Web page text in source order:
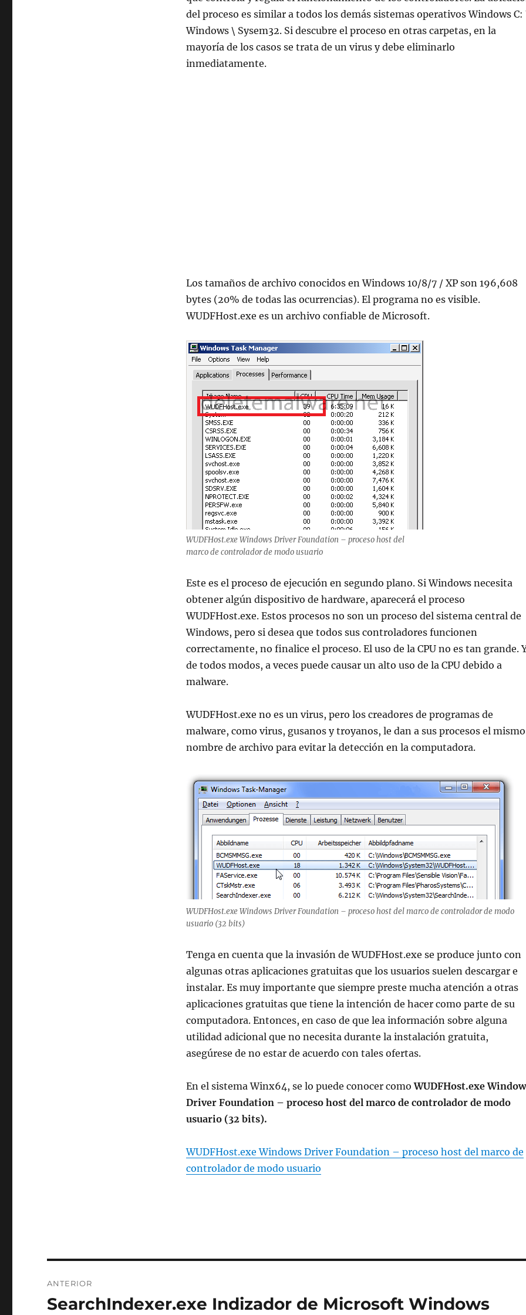
del proceso es similar a todos los demás sistemas operativos Windows C:
Windows \ Sysem32. Si descubre el proceso en otras carpetas, en la
mayoría de los casos se trata de un virus y debe eliminarlo
inmediatamente.
Los tamaños de archivo conocidos en Windows 10/8/7 / XP son 196,608
bytes (20% de todas las ocurrencias). El programa no es visible.
WUDFHost.exe es un archivo confiable de Microsoft.
WUDFHost.exe Windows Driver Foundation – proceso host del
marco de controlador de modo usuario
Este es el proceso de ejecución en segundo plano. Si Windows necesita
obtener algún dispositivo de hardware, aparecerá el proceso
WUDFHost.exe. Estos procesos no son un proceso del sistema central de
Windows, pero si desea que todos sus controladores funcionen
correctamente, no finalice el proceso. El uso de la CPU no es tan grande.
de todos modos, a veces puede causar un alto uso de la CPU debido a
malware.
WUDFHost.exe no es un virus, pero los creadores de programas de
malware, como virus, gusanos y troyanos, le dan a sus procesos el mismo
nombre de archivo para evitar la detección en la computadora.
WUDFHost.exe Windows Driver Foundation – proceso host del marco de controlador de modo
usuario (32 bits)
Tenga en cuenta que la invasión de WUDFHost.exe se produce junto con
algunas otras aplicaciones gratuitas que los usuarios suelen descargar e
instalar. Es muy importante que siempre preste mucha atención a otras
aplicaciones gratuitas que tiene la intención de hacer como parte de su
computadora. Entonces, en caso de que lea información sobre alguna
utilidad adicional que no necesita durante la instalación gratuita,
asegúrese de no estar de acuerdo con tales ofertas.
En el sistema Winx64, se lo puede conocer comoWUDFHost.exe
Driver Foundation – proceso host del marco de controlador de modo
usuario (32 bits).
WUDFHost.exe Windows Driver Foundation – proceso host del marco de
controlador de modo usuario
de
ANTERIOR
Entrada
SearchIndexer.exe Indizador de Microsoft Windows